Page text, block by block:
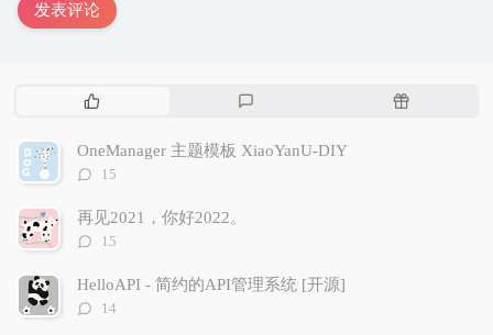
发表评论
热
文
章
评
随
OneManager 主题模板 XiaoYanU-DIY
评
数：
15
再见2021，你好2022。
评
数：
15
HelloAPI - 简约的API管理系统 [开源]
评
14